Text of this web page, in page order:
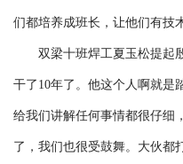
们都培养成班长，让他们有技
双梁十班焊工夏玉松提起殷
干了10年了。他这个人啊就是
给我们讲解任何事情都很仔细
了，我们也很受鼓舞。大伙都